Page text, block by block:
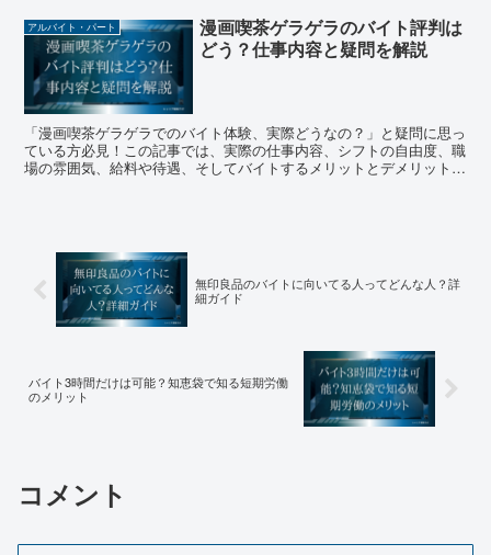
アルバイト・パート
漫画喫茶ゲラゲラのバイト評判は
どう？仕事内容と疑問を解説
「漫画喫茶ゲラゲラでのバイト体験、実際どうなの？」と疑問に思っ
ている方必見！この記事では、実際の仕事内容、シフトの自由度、職
場の雰囲気、給料や待遇、そしてバイトするメリットとデメリットま
無印良品のバイトに向いてる人ってどんな人？詳
細ガイド
バイト3時間だけは可能？知恵袋で知る短期労働
のメリット
コメント